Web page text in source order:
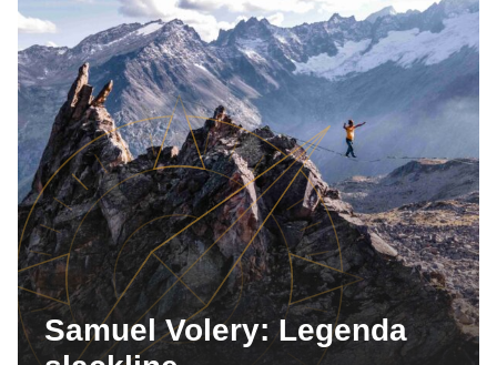
Samuel Volery: Legenda